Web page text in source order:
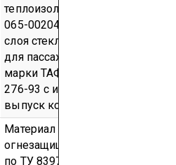
теплоизоляционного ТУ 5952-
065-00204949-2000 и одного
слоя стеклоткани теплостойкой
для пассажирских вагонов
марки ТАФ ТУ 6-00-058088009-
276-93 с изм. 1, 2
выпуск код ОКП 31 8389
Материал нетканый льняной
огнезащищенный марки НО-Л-
по ТУ 8397-006-77518115-07